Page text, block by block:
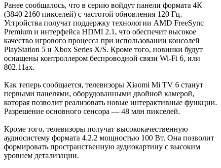
Ранее сообщалось, что в серию войдут панели формата 4К
(3840 2160 пикселей) с частотой обновления 120 Гц.
Устройства получат поддержку технологии AMD FreeSync
Premium и интерфейса HDMI 2.1, что обеспечит высокое
качество игрового процесса при использовании консолей
PlayStation 5 и Xbox Series X/S. Кроме того, новинки будут
оснащены контроллером беспроводной связи Wi-Fi 6, или
802.11ax.
Как теперь сообщается, телевизоры Xiaomi Mi TV 6 станут
первыми панелями, оборудованными двойной камерой,
которая позволит реализовать новые интерактивные функции.
Разрешение основного сенсора — 48 млн пикселей.
Кроме того, телевизоры получат высококачественную
аудиосистему формата 4.2.2 мощностью 100 Вт. Она позволит
формировать пространственную аудиокартину с высоким
уровнем детализации.